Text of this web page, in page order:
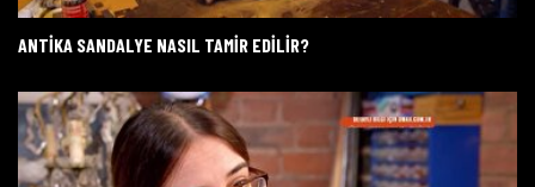
ANTIKA SANDALYE NASIL TAMIR EDILIR?